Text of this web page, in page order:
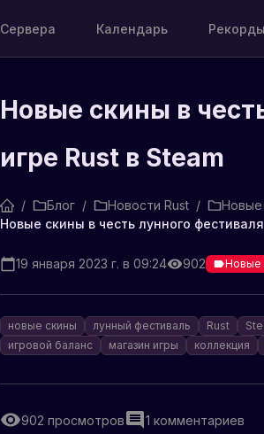
Сервера Календарь Рекорды
Новые скины в
игре Rust в Steam
/ Блог / Новости Rust / Новые
19 января 2023 г. в 09:24 902 Новые
новые скины лунный фестиваль Rust
игровой баланс
магазин игры коллекция
902 просмотров 1 комментариев